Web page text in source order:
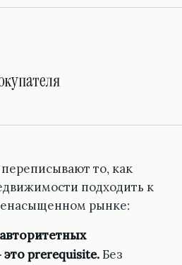
то, как
подходить к
рынке:
prerequisite.Без